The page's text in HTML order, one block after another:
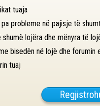
tuaja
probleme në pajisje të
shumë lojëra dhe mënyra të
bisedën në lojë dhe forumin
tuaj